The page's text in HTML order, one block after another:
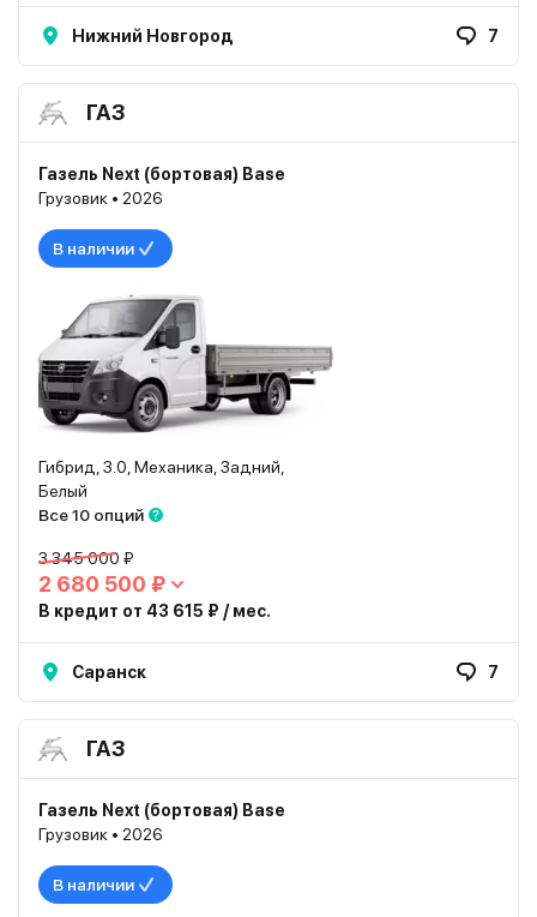
Нижний Новгород 7
ГАЗ
Газель Next (бортовая) Base
Грузовик • 2026
В наличии
Гибрид, 3.0, Механика, Задний,
Белый
Все 10 опций
3 345 000 ₽
2 680 500 ₽
В кредит от 43 615 ₽ / мес.
Саранск 7
ГАЗ
Газель Next (бортовая) Base
Грузовик • 2026
В наличии